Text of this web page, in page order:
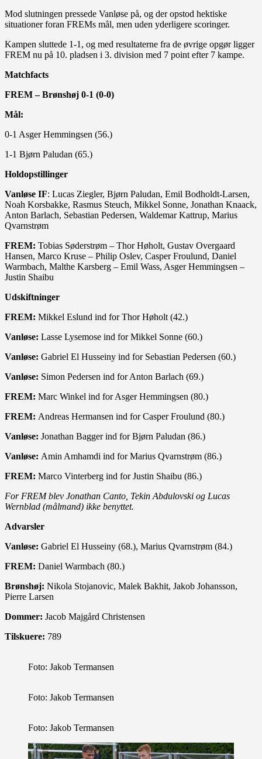
Mod slutningen pressede Vanløse på, og der opstod hektiske
situationer foran FREMs mål, men uden yderligere scoringer.
Kampen sluttede 1-1, og med resultaterne fra de øvrige opgør ligger
FREM nu på 10. pladsen i 3. division med 7 point efter 7 kampe.
Matchfacts
FREM – Brønshøj 0-1 (0-0)
Mål:
0-1 Asger Hemmingsen (56.)
1-1 Bjørn Paludan (65.)
Holdopstillinger
Vanløse IF: Lucas Ziegler, Bjørn Paludan, Emil Bodholdt-Larsen,
Noah Korsbakke, Rasmus Steuch, Mikkel Sonne, Jonathan Knaack,
Anton Barlach, Sebastian Pedersen, Waldemar Kattrup, Marius
Qvarnstrøm
FREM: Tobias Søderstrøm – Thor Høholt, Gustav Overgaard
Hansen, Marco Kruse – Philip Oslev, Casper Froulund, Daniel
Warmbach, Malthe Karsberg – Emil Wass, Asger Hemmingsen –
Justin Shaibu
Udskiftninger
FREM: Mikkel Eslund ind for Thor Høholt (42.)
Vanløse: Lasse Lysemose ind for Mikkel Sonne (60.)
Vanløse: Gabriel El Husseiny ind for Sebastian Pedersen (60.)
Vanløse: Simon Pedersen ind for Anton Barlach (69.)
FREM: Marc Winkel ind for Asger Hemmingsen (80.)
FREM: Andreas Hermansen ind for Casper Froulund (80.)
Vanløse: Jonathan Bagger ind for Bjørn Paludan (86.)
Vanløse: Amin Amhamdi ind for Marius Qvarnstrøm (86.)
FREM: Marco Vinterberg ind for Justin Shaibu (86.)
For FREM blev Jonathan Canto, Tekin Abdulovski og Lucas
Wernblad (målmand) ikke benyttet.
Advarsler
Vanløse: Gabriel El Husseiny (68.), Marius Qvarnstrøm (84.)
FREM: Daniel Warmbach (80.)
Brønshøj: Nikola Stojanovic, Malek Bakhit, Jakob Johansson,
Pierre Larsen
Dommer: Jacob Majgård Christensen
Tilskuere: 789
Foto: Jakob Termansen
Foto: Jakob Termansen
Foto: Jakob Termansen